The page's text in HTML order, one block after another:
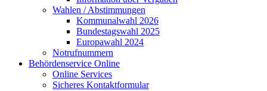
Wahlen / Abstimmungen
Kommunalwahl 2026
Bundestagswahl 2025
Europawahl 2024
Notrufnummern
Behördenservice Online
Online Services
Sicheres Kontaktformular